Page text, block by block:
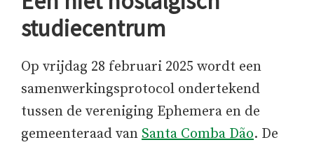
studiecentrum
Op vrijdag 28 februari 2025 wordt een
samenwerkingsprotocol ondertekend
tussen de vereniging Ephemera en de
gemeenteraad van Santa Comba Dão. De